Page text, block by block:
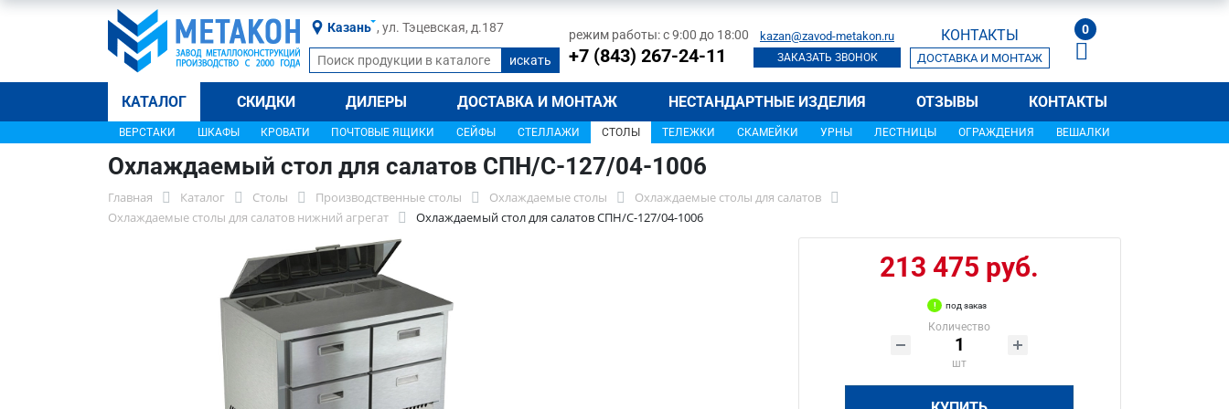
Казань , ул. Тэцевская, д.187 режим работы: с 9:00 до 18:00
+7 (843) 267-24-11
kazan@zavod-metakon.ru
ЗАКАЗАТЬ ЗВОНОК
КОНТАКТЫ
ДОСТАВКА И МОНТАЖ
0
КАТАЛОГ СКИДКИ ДИЛЕРЫ ДОСТАВКА И МОНТАЖ НЕСТАНДАРТНЫЕ ИЗДЕЛИЯ ОТЗЫВЫ КОНТАКТЫ
ВЕРСТАКИ ШКАФЫ КРОВАТИ ПОЧТОВЫЕ ЯЩИКИ СЕЙФЫ СТЕЛЛАЖИ СТОЛЫ ТЕЛЕЖКИ СКАМЕЙКИ УРНЫ ЛЕСТНИЦЫ ОГРАЖДЕНИЯ ВЕШАЛКИ
Охлаждаемый стол для салатов СПН/С-127/04-1006
Главная Каталог Столы Производственные столы Охлаждаемые столы
Охлаждаемые столы для салатов
Охлаждаемые столы для салатов нижний агрегат
Охлаждаемый стол для салатов СПН/С-127/04-1006
213 475 руб.
под заказ
Количество
шт